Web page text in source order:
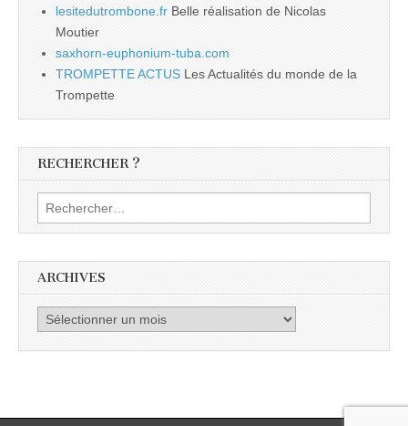
lesitedutrombone.fr Belle réalisation de Nicolas
Moutier
saxhorn-euphonium-tuba.com
TROMPETTE ACTUS Les Actualités du monde de la
Trompette
RECHERCHER ?
Rechercher :
ARCHIVES
Archives